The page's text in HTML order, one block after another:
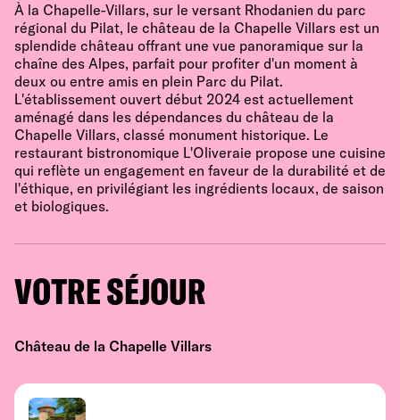
À la Chapelle-Villars, sur le versant Rhodanien du parc
régional du Pilat, le château de la Chapelle Villars est un
splendide château offrant une vue panoramique sur la
chaîne des Alpes, parfait pour profiter d'un moment à
deux ou entre amis en plein Parc du Pilat.
L'établissement ouvert début 2024 est actuellement
aménagé dans les dépendances du château de la
Chapelle Villars, classé monument historique. Le
restaurant bistronomique L'Oliveraie propose une cuisine
qui reflète un engagement en faveur de la durabilité et de
l'éthique, en privilégiant les ingrédients locaux, de saison
et biologiques.
VOTRE SÉJOUR
Château de la Chapelle Villars